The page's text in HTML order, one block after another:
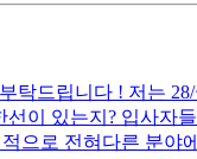
드립니다 ! 저는
이 있는지? 입사자
으로 전혀다른 분